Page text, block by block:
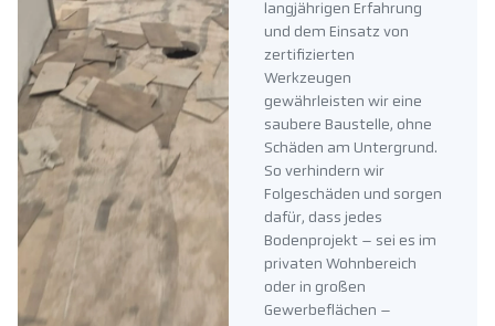
langjährigen Erfahrung
und dem Einsatz von
zertifizierten
Werkzeugen
gewährleisten wir eine
saubere Baustelle, ohne
Schäden am Untergrund.
So verhindern wir
Folgeschäden und sorgen
dafür, dass jedes
Bodenprojekt – sei es im
privaten Wohnbereich
oder in großen
Gewerbeflächen –